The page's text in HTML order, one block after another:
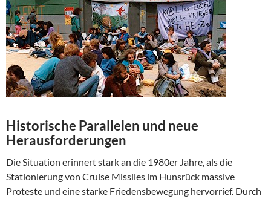
Historische Parallelen und neue
Herausforderungen
Die Situation erinnert stark an die 1980er Jahre, als die
Stationierung von Cruise Missiles im Hunsrück massive
Proteste und eine starke Friedensbewegung hervorrief. Durch